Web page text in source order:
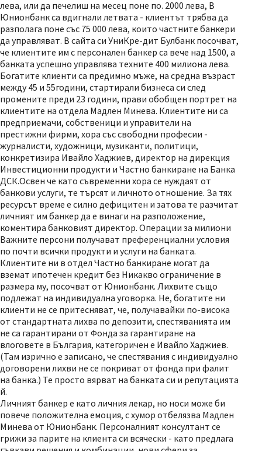
лева, или да печелиш на месец поне по. 2000 лева, В
Юнионбанк са вдигнали летвата - клиентът трябва да
разполага поне със 75 000 лева, които частните банкери
да управляват. В сайта си УниКре-дит Булбанк посочват,
че клиентите им с персонален банкер са вече над 1500, а
банката успешно управлява техните 400 милиона лева.
Богатите клиенти са предимно мъже, на средна възраст
между 45 и 55години, стартирали бизнеса си след
промените преди 23 години, прави обобщен портрет на
клиентите на отдела Мадлен Минева. Клиентите ни са
предприемачи, собственици и управители на
престижни фирми, хора със свободни професии -
журналисти, художници, музиканти, политици,
конкретизира Ивайло Хаджиев, директор на дирекция
Инвестиционни продукти и Частно банкиране на Банка
ДСК.Освен че като съвременни хора се нуждаят от
банкови услуги, те търсят и личното отношение. За тях
ресурсът време е силно дефицитен и затова те разчитат
личният им банкер да е винаги на разположение,
коментира банковият директор. Операции за милиони
Важните персони получават преференциални условия
по почти всички продукти и услуги на банката.
Клиентите ни в отдел Частно банкиране могат да
вземат ипотечен кредит без Никакво ограничение в
размера му, посочват от Юнионбанк. Лихвите също
подлежат на индивидуална уговорка. Не, богатите ни
клиенти не се притесняват, че, получавайки по-висока
от стандартната лихва по депозити, спестяванията им
не са гарантирани от Фонда за гарантиране на
влоговете в България, категоричен е Ивайло Хаджиев.
(Там изрично е записано, че спестявания с индивидуално
договорени лихви не се покриват от фонда при фалит
на банка.) Те просто вярват на банката си и репутацията
й.
Личният банкер е като личния лекар, но носи може би
повече положителна емоция, с хумор отбелязва Мадлен
Минева от Юнионбанк. Персоналният консултант се
грижи за парите на клиента си всячески - като предлага